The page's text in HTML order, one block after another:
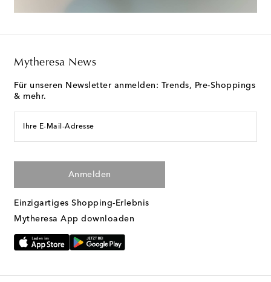
Mytheresa News
Für unseren Newsletter anmelden: Trends, Pre-Shoppings
& mehr.
Ihre E-Mail-Adresse
Anmelden
Einzigartiges Shopping-Erlebnis
Mytheresa App downloaden